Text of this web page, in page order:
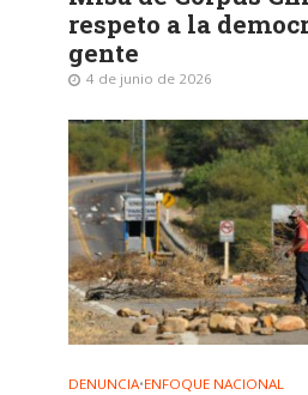
respeto a la
gente
4 de junio de 2026
DENUNCIA•ENFOQUE NACIONAL